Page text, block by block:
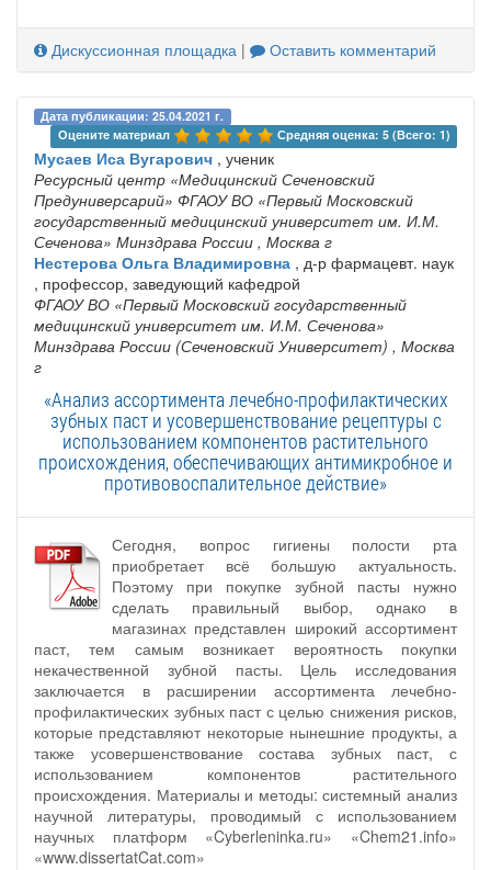
Дискуссионная площадка | Оставить комментарий
Дата публикации: 25.04.2021 г.
Оцените материал
Средняя оценка: 5 (Всего: 1)
Мусаев Иса Вугарович , ученик
Ресурсный центр «Медицинский Сеченовский
Предуниверсарий» ФГАОУ ВО «Первый Московский
государственный медицинский университет им. И.М.
Сеченова» Минздрава России , Москва г
Нестерова Ольга Владимировна , д-р фармацевт. наук
, профессор, заведующий кафедрой
ФГАОУ ВО «Первый Московский государственный
медицинский университет им. И.М. Сеченова»
Минздрава России (Сеченовский Университет) , Москва
г
«Анализ ассортимента лечебно-профилактических
зубных паст и усовершенствование рецептуры с
использованием компонентов растительного
происхождения, обеспечивающих антимикробное и
противовоспалительное действие»
Сегодня, вопрос гигиены полости рта
приобретает всё большую актуальность.
Поэтому при покупке зубной пасты нужно
сделать правильный выбор, однако в
магазинах представлен широкий ассортимент
паст, тем самым возникает вероятность покупки
некачественной зубной пасты. Цель исследования
заключается в расширении ассортимента лечебно-
профилактических зубных паст с целью снижения рисков,
которые представляют некоторые нынешние продукты, а
также усовершенствование состава зубных паст, с
использованием компонентов растительного
происхождения. Материалы и методы: системный анализ
научной литературы, проводимый с использованием
научных платформ «Cyberleninka.ru» «Chem21.info»
«www.dissertatCat.com»